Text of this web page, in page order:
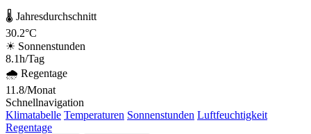
🌡 Jahresdurchschnitt
30.2°C
☀ Sonnenstunden
8.1h/Tag
🌧 Regentage
11.8/Monat
Schnellnavigation
Klimatabelle Temperaturen Sonnenstunden Luftfeuchtigkeit
Regentage